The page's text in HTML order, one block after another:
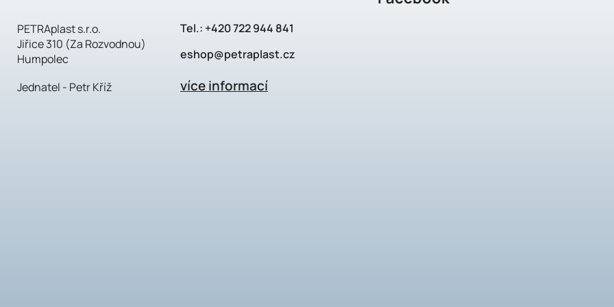
PETRAplast s.r.o.
Jiřice 310 (Za Rozvodnou)
Humpolec
Jednatel - Petr Kříž
Tel.: +420 722 944 841
eshop@petraplast.cz
více informací